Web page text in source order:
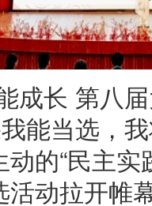
成长 第八
能当选
的“民主
活动拉开帷